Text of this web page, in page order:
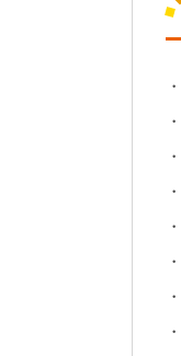
・
・
・
・
・
・
・
・